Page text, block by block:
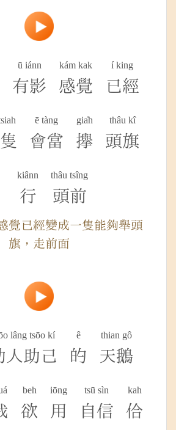
ū iánn
有影
kám kak
感覺
í king
已經
ē tàng
會當
gia̍h
攑
thâu kî
頭旗
kiânn
行
thâu tsîng
頭前
覺已經變成一隻能夠舉頭
旗，走前面
lâng tsōo kí
人助己
ê
的
thian gô
天鵝
beh
欲
iōng
用
tsū sìn
自信
kah
佮